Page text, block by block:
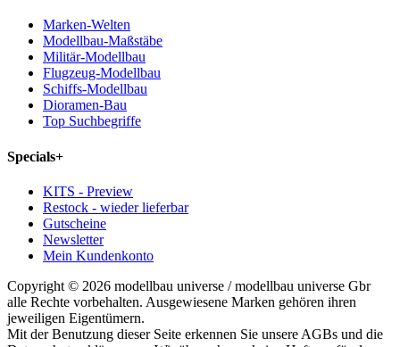
Marken-Welten
Modellbau-Maßstäbe
Militär-Modellbau
Flugzeug-Modellbau
Schiffs-Modellbau
Dioramen-Bau
Top Suchbegriffe
Specials+
KITS - Preview
Restock - wieder lieferbar
Gutscheine
Newsletter
Mein Kundenkonto
Copyright © 2026 modellbau universe / modellbau universe Gbr
alle Rechte vorbehalten. Ausgewiesene Marken gehören ihren
jeweiligen Eigentümern.
Mit der Benutzung dieser Seite erkennen Sie unsere AGBs und die